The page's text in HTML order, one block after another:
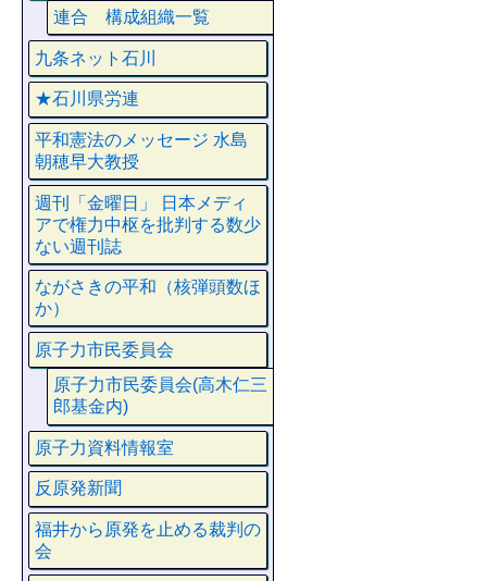
連合 構成組織一覧
九条ネット石川
★石川県労連
平和憲法のメッセージ 水島
朝穂早大教授
週刊「金曜日」 日本メディ
アで権力中枢を批判する数少
ない週刊誌
ながさきの平和（核弾頭数ほ
か）
原子力市民委員会
原子力市民委員会(高木仁三
郎基金内)
原子力資料情報室
反原発新聞
福井から原発を止める裁判の
会